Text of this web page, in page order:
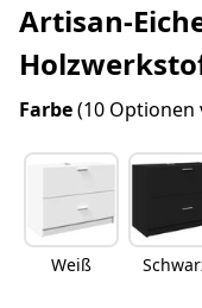
Artisan-
Farbe(10
Weiß